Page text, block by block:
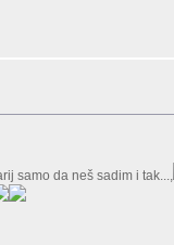
samo da neš sadim i tak...,